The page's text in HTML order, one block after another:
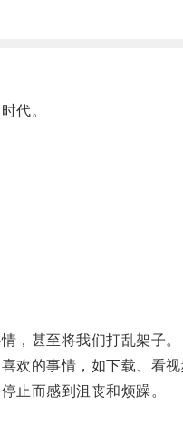
代。
甚至将我们打乱架子。
的事情，如下载、看视
止而感到沮丧和烦躁。